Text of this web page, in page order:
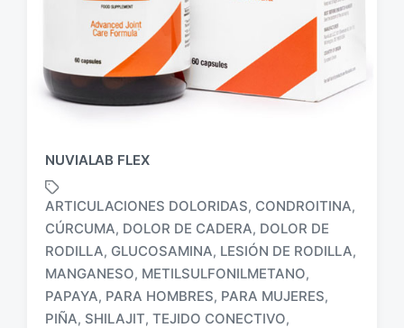
NUVIALAB FLEX
E
t
i
ARTICULACIONES DOLORIDAS, CONDROITINA,
CÚRCUMA, DOLOR DE CADERA, DOLOR DE
RODILLA, GLUCOSAMINA, LESIÓN DE RODILLA,
MANGANESO, METILSULFONILMETANO,
PAPAYA, PARA HOMBRES, PARA MUJERES,
PIÑA, SHILAJIT, TEJIDO CONECTIVO,